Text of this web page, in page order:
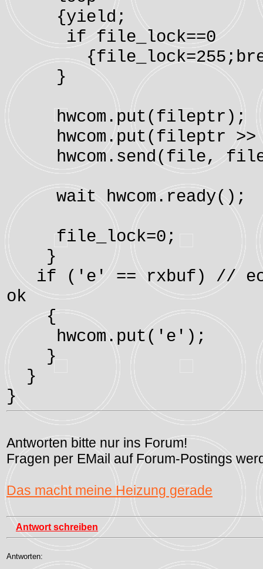
{yield;
if file_lock==0
}
hwcom.put(fileptr);
hwcom.put(fileptr >>
hwcom.send(file,
wait hwcom.ready();
file_lock=0;
}
if ('e' == rxbuf) //
ok
{
hwcom.put('e');
}
}
}
Antworten bitte nur ins Forum!
Fragen per EMail auf Forum-Postings
Das macht meine Heizung gerade
Antwort schreiben
Antworten: